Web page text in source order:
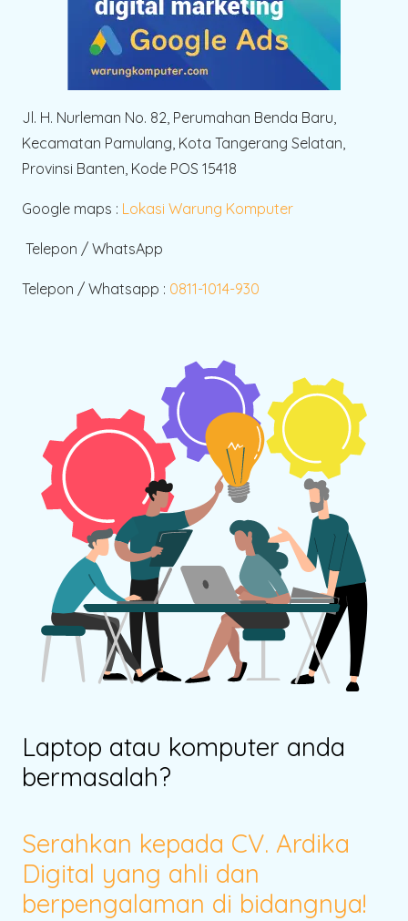
Jl. H. Nurleman No. 82, Perumahan Benda Baru,
Kecamatan Pamulang, Kota Tangerang Selatan,
Provinsi Banten, Kode POS 15418
Google maps : Lokasi Warung Komputer
Telepon / WhatsApp
Telepon / Whatsapp : 0811-1014-930
Laptop atau komputer anda
bermasalah?
Serahkan kepada CV. Ardika
Digital yang ahli dan
berpengalaman di bidangnya!